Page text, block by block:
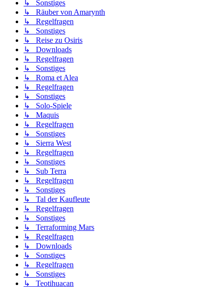
↳ Sonstiges
↳ Räuber von Amarynth
↳ Regelfragen
↳ Sonstiges
↳ Reise zu Osiris
↳ Downloads
↳ Regelfragen
↳ Sonstiges
↳ Roma et Alea
↳ Regelfragen
↳ Sonstiges
↳ Solo-Spiele
↳ Maquis
↳ Regelfragen
↳ Sonstiges
↳ Sierra West
↳ Regelfragen
↳ Sonstiges
↳ Sub Terra
↳ Regelfragen
↳ Sonstiges
↳ Tal der Kaufleute
↳ Regelfragen
↳ Sonstiges
↳ Terraforming Mars
↳ Regelfragen
↳ Downloads
↳ Sonstiges
↳ Regelfragen
↳ Sonstiges
↳ Teotihuacan